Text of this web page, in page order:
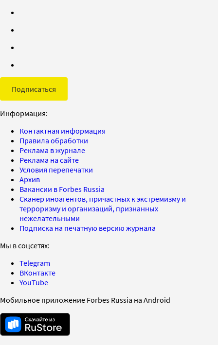
Подписаться
Информация:
Контактная информация
Правила обработки
Реклама в журнале
Реклама на сайте
Условия перепечатки
Архив
Вакансии в Forbes Russia
Сканер иноагентов, причастных к экстремизму и
терроризму и организаций, признанных
нежелательными
Подписка на печатную версию журнала
Мы в соцсетях:
Telegram
ВКонтакте
YouTube
Мобильное приложение Forbes Russia на Android